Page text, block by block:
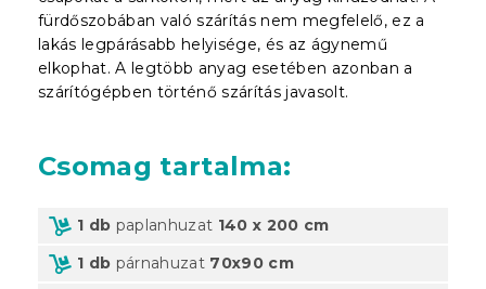
fürdőszobában való szárítás nem megfelelő, ez a
lakás legpárásabb helyisége, és az ágynemű
elkophat. A legtöbb anyag esetében azonban a
szárítógépben történő szárítás javasolt.
Csomag tartalma:
1 db paplanhuzat 140 x 200 cm
1 db párnahuzat 70x90 cm